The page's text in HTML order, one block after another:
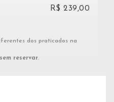
R$ 239,00
dos praticados na
sem reservar.